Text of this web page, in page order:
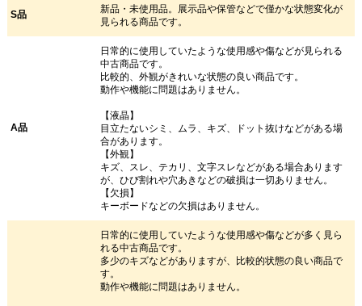
S品
新品・未使用品。展示品や保管などで僅かな状態変化が
見られる商品です。
A品
日常的に使用していたような使用感や傷などが見られる
中古商品です。
比較的、外観がきれいな状態の良い商品です。
動作や機能に問題はありません。
【液晶】
目立たないシミ、ムラ、キズ、ドット抜けなどがある場
合があります。
【外観】
キズ、スレ、テカリ、文字スレなどがある場合あります
が、ひび割れや穴あきなどの破損は一切ありません。
【欠損】
キーボードなどの欠損はありません。
日常的に使用していたような使用感や傷などが多く見ら
れる中古商品です。
多少のキズなどがありますが、比較的状態の良い商品で
す。
動作や機能に問題はありません。